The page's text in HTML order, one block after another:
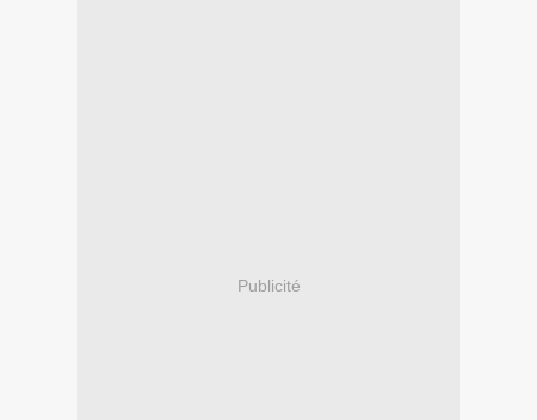
Publicité